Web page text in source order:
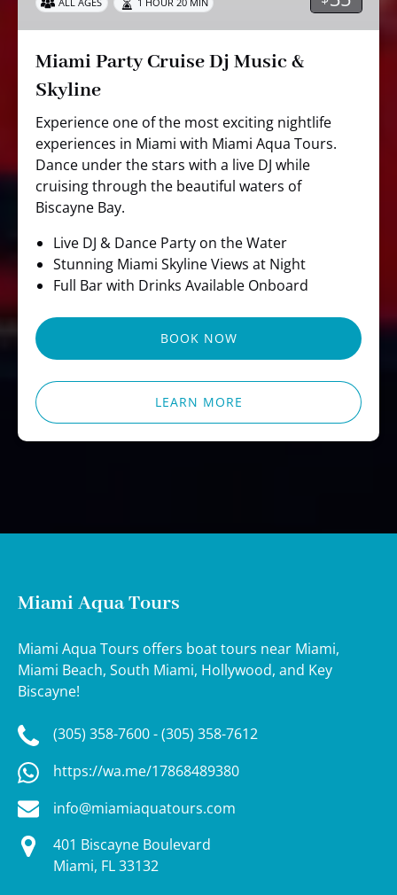
Skyline
Miami Party Cruise Dj Music &
Skyline
Experience one of the most exciting nightlife
experiences in Miami with Miami Aqua Tours.
Dance under the stars with a live DJ while
cruising through the beautiful waters of
Biscayne Bay.
Live DJ & Dance Party on the Water
Stunning Miami Skyline Views at Night
Full Bar with Drinks Available Onboard
BOOK NOW
LEARN MORE
Miami Aqua Tours
Miami Aqua Tours offers boat tours near Miami,
Miami Beach, South Miami, Hollywood, and Key
Biscayne!
(305) 358-7600 - (305) 358-7612
https://wa.me/17868489380
info@miamiaquatours.com
401 Biscayne Boulevard
Miami, FL 33132